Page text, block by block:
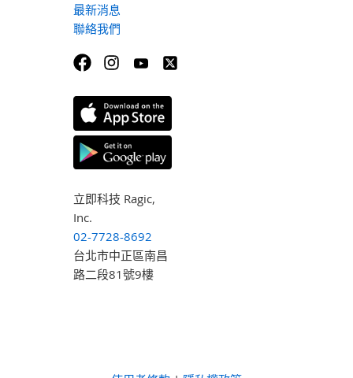
最新消息
聯絡我們
立即科技 Ragic,
Inc.
02-7728-8692
台北市中正區南昌
路二段81號9樓